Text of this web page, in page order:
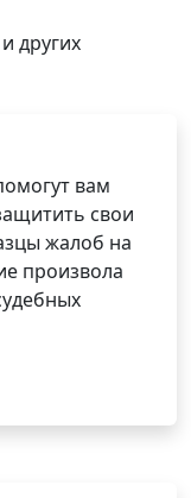
других
вам
свои
жалоб на
произвола